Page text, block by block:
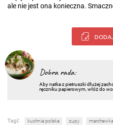
ale nie jest ona konieczna.
Dobra rada:
Aby natka z pietruszki dłużej
ręczniku papierowym, włóż do
Tagi: kuchnia polska zupy marchewka